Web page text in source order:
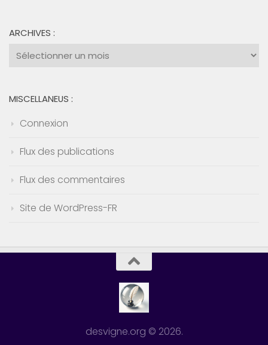
ARCHIVES :
Archives
MISCELLANEUS :
Connexion
Flux des publications
Flux des commentaires
Site de WordPress-FR
desvigne.org © 2026.